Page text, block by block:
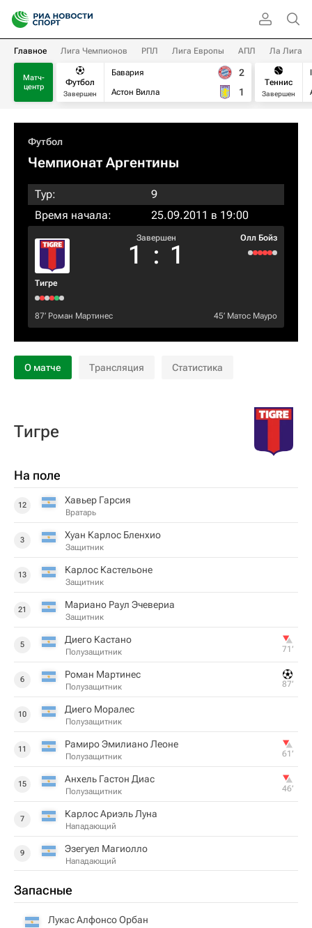
Главное Лига Чемпионов РПЛ Лига Европы АПЛ Ла Лига
Матч-
центр
Футбол
Завершен
Бавария
Астон Вилла
2
1
Теннис
Завершен
Футбол
Чемпионат Аргентины
Тур:
9
Время начала:
25.09.2011 в 19:00
Тигре
Завершен
1 : 1
Олл Бойз
87‎’‎ Роман Мартинес 45‎’‎ Матос Мауро
О матче Трансляция Статистика
Тигре
На поле
12 Хавьер Гарсия
Вратарь
3 Хуан Карлос Бленхио
Защитник
13 Карлос Кастельоне
Защитник
21 Мариано Раул Эчевериа
Защитник
5 Диего Кастано
Полузащитник 71‎’‎
6 Роман Мартинес
Полузащитник 87‎’‎
10 Диего Моралес
Полузащитник
11 Рамиро Эмилиано Леоне
Полузащитник 61‎’‎
15 Анхель Гастон Диас
Полузащитник 46‎’‎
7 Карлос Ариэль Луна
Нападающий
9 Эзегуел Магиолло
Нападающий
Запасные
Лукас Алфонсо Орбан